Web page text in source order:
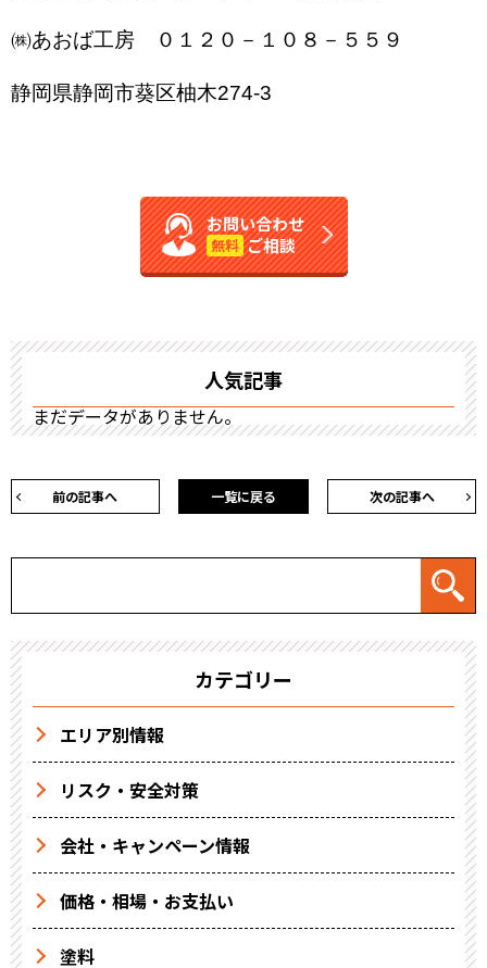
㈱あおば工房 ０１２０－１０８－５５９
静岡県静岡市葵区柚木274-3
お問い合わせ
無料 ご相談
人気記事
まだデータがありません。
前の記事へ 次の記事へ
一覧に戻る
カテゴリー
エリア別情報
リスク・安全対策
会社・キャンペーン情報
価格・相場・お支払い
塗料